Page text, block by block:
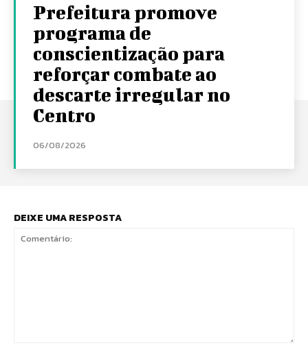
Prefeitura promove
programa de
conscientização para
reforçar combate ao
descarte irregular no
Centro
06/08/2026
DEIXE UMA RESPOSTA